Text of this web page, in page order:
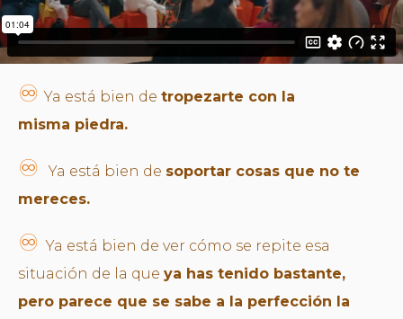
♾ Ya está bien de tropezarte con la
misma piedra.
♾ Ya está bien de soportar cosas que no te
mereces.
♾ Ya está bien de ver cómo se repite esa
situación de la que ya has tenido bastante,
pero parece que se sabe a la perfección la